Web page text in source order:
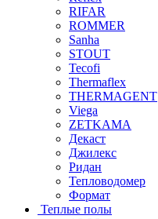
RIFAR
ROMMER
Sanha
STOUT
Tecofi
Thermaflex
THERMAGENT
Viega
ZETKAMA
Декаст
Джилекс
Ридан
Тепловодомер
Формат
Теплые полы